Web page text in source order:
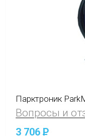
Парктроник
Вопросы и
3 706P